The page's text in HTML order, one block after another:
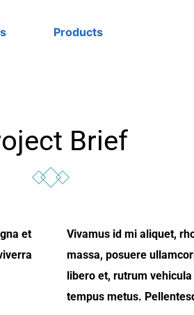
Products
Brief
et
Vivamus id mi aliquet,
massa, posuere
libero et, rutrum
tempus metus.